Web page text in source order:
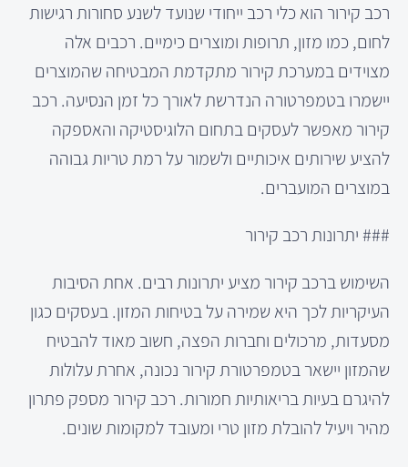
רכב קירור הוא כלי רכב ייחודי שנועד לשנע סחורות רגישות
לחום, כמו מזון, תרופות ומוצרים כימיים. רכבים אלה
מצוידים במערכת קירור מתקדמת המבטיחה שהמוצרים
יישמרו בטמפרטורה הנדרשת לאורך כל זמן הנסיעה. רכב
קירור מאפשר לעסקים בתחום הלוגיסטיקה והאספקה
להציע שירותים איכותיים ולשמור על רמת טריות גבוהה
במוצרים המועברים.
### יתרונות רכב קירור
השימוש ברכב קירור מציע יתרונות רבים. אחת הסיבות
העיקריות לכך היא שמירה על בטיחות המזון. בעסקים כגון
מסעדות, מרכולים וחברות הפצה, חשוב מאוד להבטיח
שהמזון יישאר בטמפרטורת קירור נכונה, אחרת עלולות
להיגרם בעיות בריאותיות חמורות. רכב קירור מספק פתרון
מהיר ויעיל להובלת מזון טרי ומעובד למקומות שונים.